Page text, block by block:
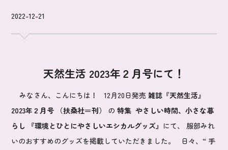
2022-12-21
天然生活 2023年２月号にて！
みなさん、こんにちは！ 12月20日発売雑誌『天然生活』
2023年２月号 （扶桑社＝刊）
の特集 やさしい時間、小さな暮
らし
『環境とひとにやさしいエシカルグッズ』 にて、 服部みれ
いのおすすめのグッズを掲載していただきました。 日々、“ 手